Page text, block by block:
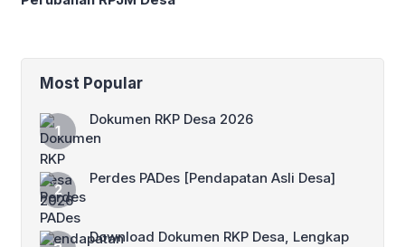
Most Popular
Dokumen RKP Desa 2026
Perdes PADes [Pendapatan Asli Desa]
Download Dokumen RKP Desa, Lengkap